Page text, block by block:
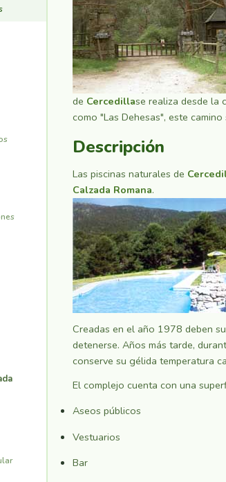
de Cercedillase realiza desde la
como "Las Dehesas", este
Descripción
Las piscinas naturales de
Calzada Romana.
Creadas en el año 1978 deben
detenerse. Años más tarde,
conserve su gélida temperatura
El complejo cuenta con una
Aseos públicos
Vestuarios
Bar